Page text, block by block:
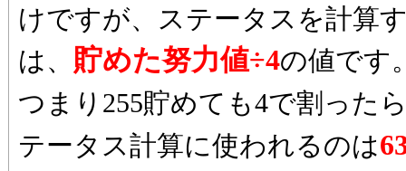
けですが、ステータスを計算
は、 貯めた努力値÷4の値です
つまり255貯めても4で割った
テータス計算に使われるのは